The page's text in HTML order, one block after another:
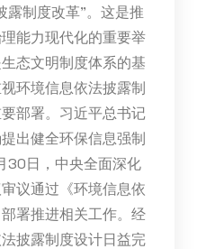
露制度改革”。这是推
能力现代化的重要举
态文明制度体系的基
环境信息依法披露制
部署。习近平总书记
出健全环保信息强制
30日，中央全面深化
议通过《环境信息依
署推进相关工作。经
披露制度设计日益完